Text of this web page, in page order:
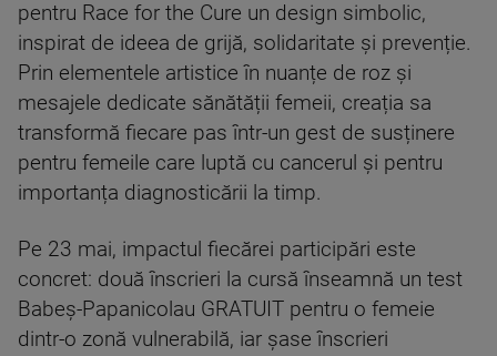
pentru Race for the Cure un design simbolic,
inspirat de ideea de grijă, solidaritate și prevenție.
Prin elementele artistice în nuanțe de roz și
mesajele dedicate sănătății femeii, creația sa
transformă fiecare pas într-un gest de susținere
pentru femeile care luptă cu cancerul și pentru
importanța diagnosticării la timp.
Pe 23 mai, impactul fiecărei participări este
concret: două înscrieri la cursă înseamnă un test
Babeș-Papanicolau GRATUIT pentru o femeie
dintr-o zonă vulnerabilă, iar șase înscrieri